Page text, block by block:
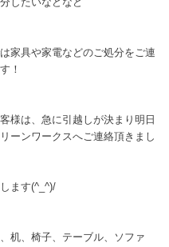
家具や家電などのご処分をご連
！
様は、急に引越しが決まり明日
ーンワークスへご連絡頂きまし
ます(^_^)/
机、椅子、テーブル、ソファ